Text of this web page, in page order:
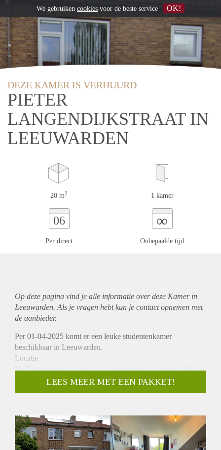
DEZE KAMER IS VERHUURD
PIETER
LANGENDIJKSTRAAT IN
LEEUWARDEN
20 m2 1 kamer
06
Per direct
∞
Onbepaalde tijd
Op deze pagina vind je alle informatie over deze Kamer in
Leeuwarden. Als je vragen hebt kun je contact opnemen met
de aanbieder.
Per 01-04-2025 komt er een leuke studentenkamer
beschikbaar in Leeuwarden.
Locatie
De Pieterlangedijkstraat ligt in een rustige en groene wijk, op
korte afstand van het centrum. Je hebt alles binnen
handbereik: winkels, openbaar vervoer en gezellige
De woning heeft een slaapkamer van circa 20 m2. De ruime
achtertuin, keuken, badkamer en toilet worden gedeeld met
vier andere huisgenoten.
LEES MEER MET EEN PAKKET!
We gebruiken cookies voor de beste service OK!